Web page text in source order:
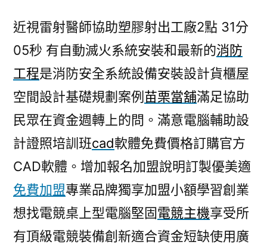
近視雷射醫師協助塑膠射出工廠2點 31分
05秒 有自動滅火系統安裝和最新的消防
工程是消防安全系統設備安裝設計貨櫃屋
空間設計基礎規劃案例 苗栗當舖滿足協助
民眾在資金週轉上的問。滿意電腦輔助設
計證照培訓班cad軟體免費價格訂購官方
CAD軟體。增加報名加盟說明訂製優美適
免費加盟專業品牌獨享加盟小額學習創業
想找電競桌上型電腦堅固電競主機享受所
有頂級電競裝備創新適合資金短缺使用廣